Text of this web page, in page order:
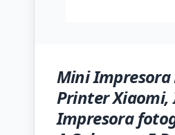
Mini
Printer Xiaomi,
Impresora